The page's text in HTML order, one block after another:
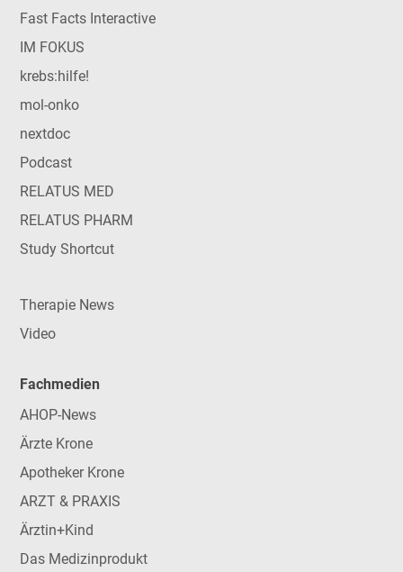
Fast Facts Interactive
IM FOKUS
krebs:hilfe!
mol-onko
nextdoc
Podcast
RELATUS MED
RELATUS PHARM
Study Shortcut
Therapie News
Video
Fachmedien
AHOP-News
Ärzte Krone
Apotheker Krone
ARZT & PRAXIS
Ärztin+Kind
Das Medizinprodukt